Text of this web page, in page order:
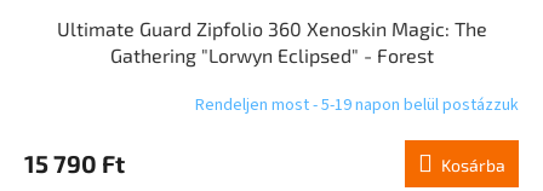
Ultimate Guard Zipfolio 360 Xenoskin Magic: The
Gathering "Lorwyn Eclipsed" - Forest
Rendeljen most - 5-19 napon belül postázzuk
15 790 Ft Kosárba